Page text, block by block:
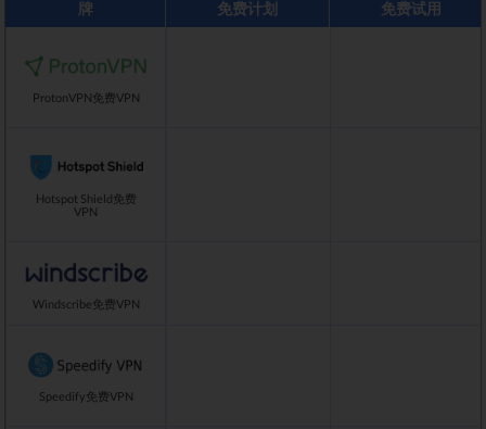
牌 免费计划 免费试用
ProtonVPN免费VPN
Hotspot Shield免费
VPN
Windscribe免费VPN
Speedify免费VPN